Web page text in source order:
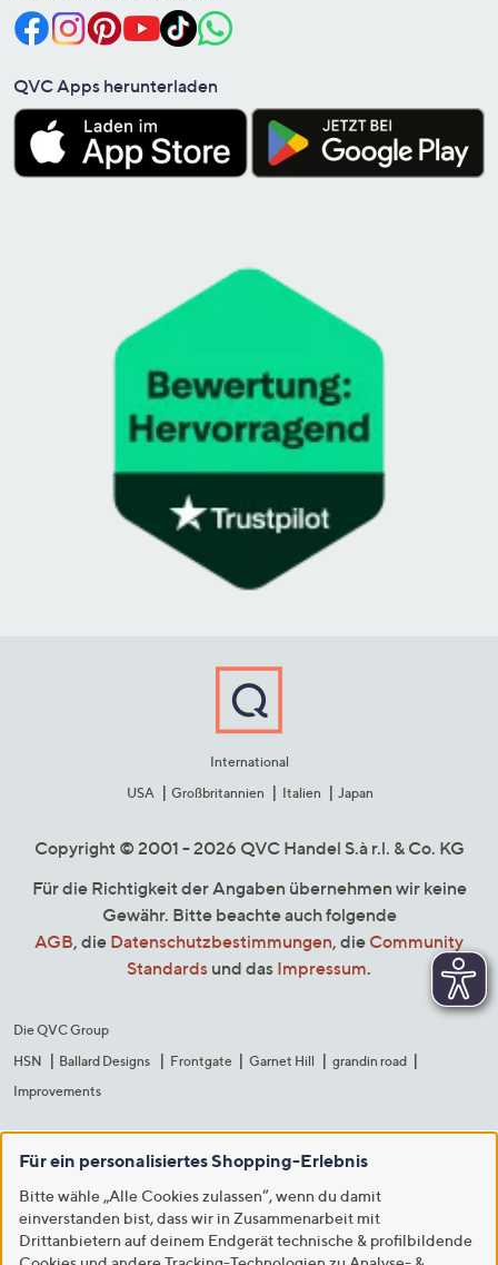
QVC Apps herunterladen
International
USA
Großbritannien Italien Japan
Copyright © 2001 - 2026 QVC Handel S.à r.l. & Co. KG
Für die Richtigkeit der Angaben übernehmen wir keine
Gewähr. Bitte beachte auch folgende
AGB, die Datenschutzbestimmungen, die Community
Standards und das Impressum.
Die QVC Group
HSN
Ballard Designs Frontgate Garnet Hill
grandin road
Improvements
Für ein personalisiertes Shopping-Erlebnis
Bitte wähle „Alle Cookies zulassen“, wenn du damit
einverstanden bist, dass wir in Zusammenarbeit mit
Drittanbietern auf deinem Endgerät technische & profilbildende